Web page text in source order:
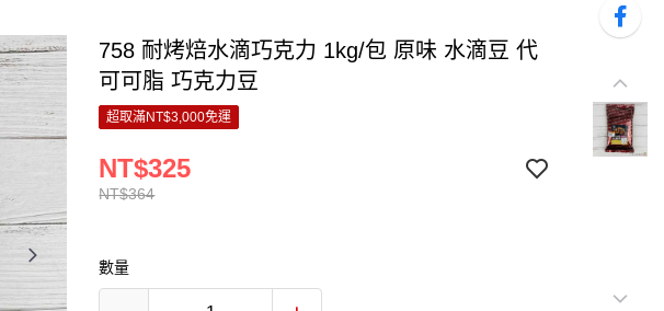
758 耐烤焙水滴巧克力 1kg/包 原味 水滴豆 代
可可脂 巧克力豆
超取滿NT$3,000免運
NT$364
NT$325
數量